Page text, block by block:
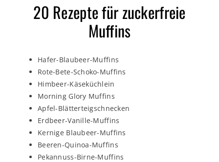
20 Rezepte für zuckerfreie
Muffins
Hafer-Blaubeer-Muffins
Rote-Bete-Schoko-Muffins
Himbeer-Käseküchlein
Morning Glory Muffins
Apfel-Blätterteigschnecken
Erdbeer-Vanille-Muffins
Kernige Blaubeer-Muffins
Beeren-Quinoa-Muffins
Pekannuss-Birne-Muffins